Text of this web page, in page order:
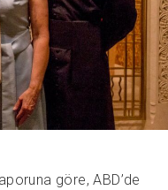
göre, ABD’de